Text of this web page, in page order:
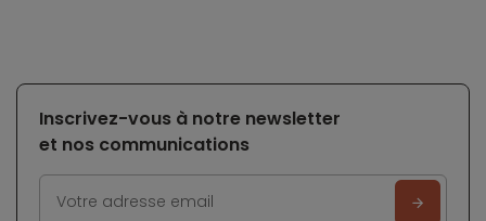
Inscrivez-vous à notre newsletter
et nos communications